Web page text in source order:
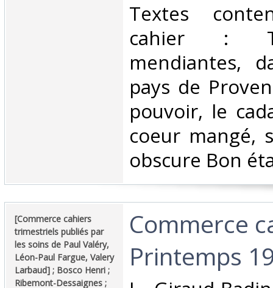
‎Textes
cahier :
mendiantes,
pays de
pouvoir, le
coeur mangé,
obscure Bon
‎[Commerce cahiers
trimestriels publiés par
les soins de Paul Valéry,
Léon-Paul Fargue, Valery
Larbaud] ; Bosco Henri ;
Ribemont-Dessaignes ;
‎Commerce
Printemps